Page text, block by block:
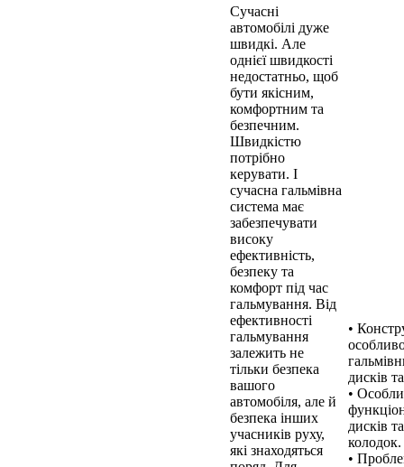
Сучасні
автомобілі дуже
швидкі. Але
однієї швидкості
недостатньо, щоб
бути якісним,
комфортним та
безпечним.
Швидкістю
потрібно
керувати. І
сучасна гальмівна
система має
забезпечувати
високу
ефективність,
безпеку та
комфорт під час
гальмування. Від
ефективності
гальмування
залежить не
тільки безпека
вашого
автомобіля, але й
безпека інших
учасників руху,
які знаходяться
•
дисків
•
дисків та
колодок.
•